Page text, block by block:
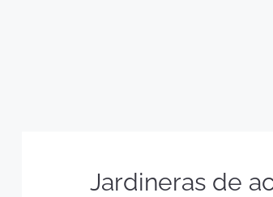
Jardineras de